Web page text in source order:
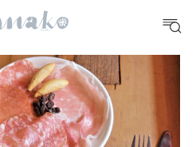
いしい